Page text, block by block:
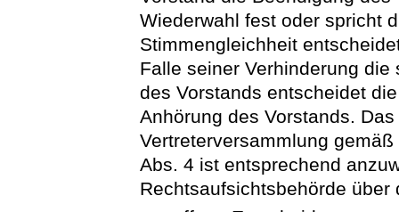
Wiederwahl fest oder spricht
Stimmengleichheit
Falle seiner Verhinderung
des Vorstands entscheidet
Anhörung des Vorstands.
Vertreterversammlung
Abs. 4 ist entsprechend
Rechtsaufsichtsbehörde